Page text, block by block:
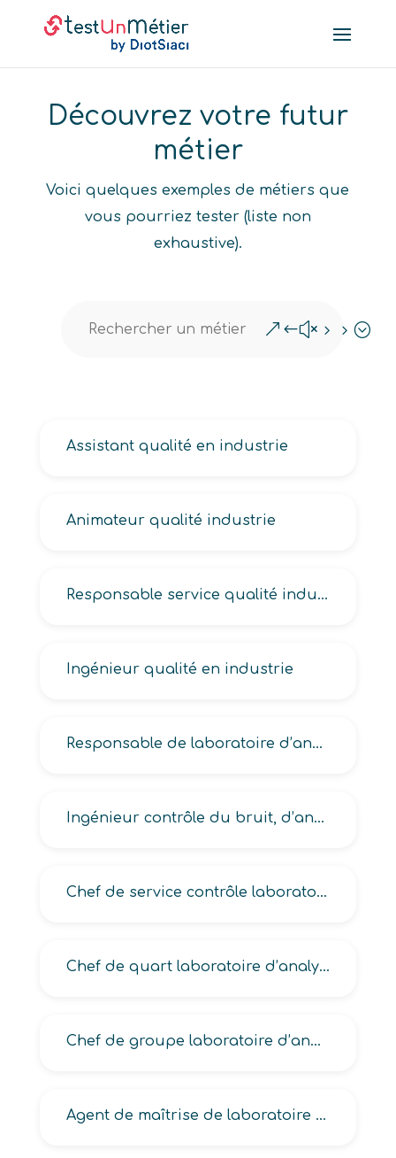
Découvrez votre futur
métier
Voici quelques exemples de métiers que
vous pourriez tester (liste non
exhaustive).
&#x55;
Assistant qualité en industrie
Animateur qualité industrie
Responsable service qualité industrielle, système qualité industrie, qualité en industrie, qualité conformité réglementaire
Ingénieur qualité en industrie
Responsable de laboratoire d’analyse des eaux, d’analyse industrielle, de contrôle en industrie pharmaceutique
Ingénieur contrôle du bruit, d’analyse industrielle, en analyses de l’eau et de l’air, en génie sanitaire des eaux
Chef de service contrôle laboratoire en industrie, laboratoire d’analyse industrielle
Chef de quart laboratoire d’analyse industrielle
Chef de groupe laboratoire d’analyse industrielle
Agent de maîtrise de laboratoire d’analyse industrielle